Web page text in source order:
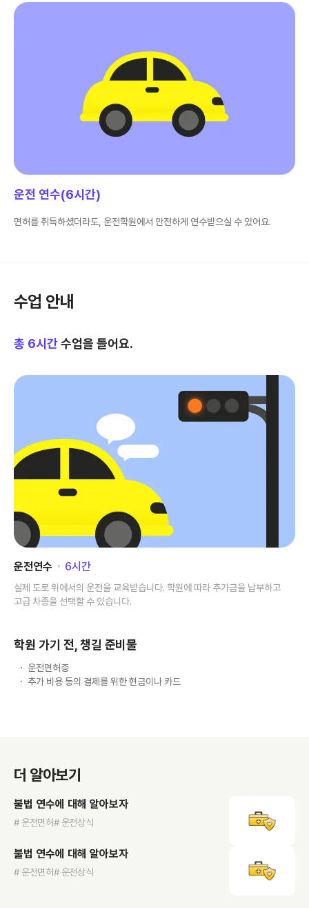
운전 연수(6시간)
면허를 취득하셨더라도, 운전학원에서 안전하게 연수받으실 수 있어요.
수업 안내
총 6시간수업을 들어요.
운전연수 ･ 6시간
실제 도로 위에서의 운전을 교육받습니다. 학원에 따라 추가금을 납부하고
고급 차종을 선택할 수 있습니다.
학원 가기 전, 챙길 준비물
운전면허증
추가 비용 등의 결제를 위한 현금이나 카드
더 알아보기
불법 연수에 대해 알아보자
# 운전면허# 운전상식
불법 연수에 대해 알아보자
# 운전면허# 운전상식